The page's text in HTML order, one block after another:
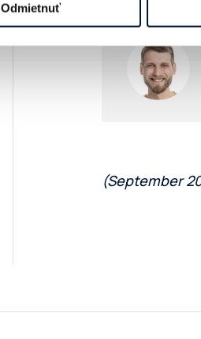
Odmietnuť
(September